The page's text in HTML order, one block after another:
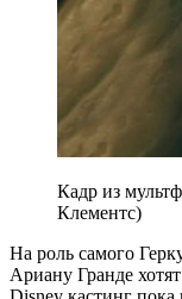
Кадр из
Клементс)
На роль самого
Ариану Гранде